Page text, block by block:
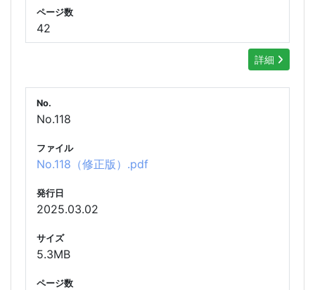
ページ数
42
詳細
No.
No.118
ファイル
No.118（修正版）.pdf
発行日
2025.03.02
サイズ
5.3MB
ページ数